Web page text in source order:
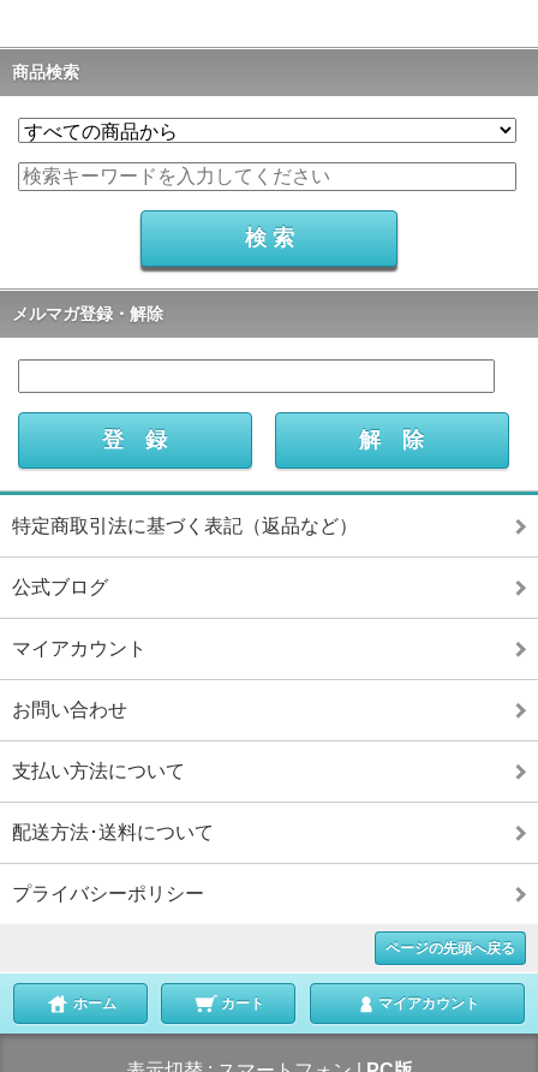
商品検索
メルマガ登録・解除
特定商取引法に基づく表記（返品など）
公式ブログ
マイアカウント
お問い合わせ
支払い方法について
配送方法･送料について
プライバシーポリシー
ページの先頭へ戻る
ホーム カート マイアカウント